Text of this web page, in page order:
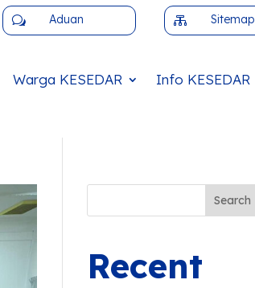
w Aduan  Sitemap
Warga KESEDAR Info KESEDAR
Search
Recent